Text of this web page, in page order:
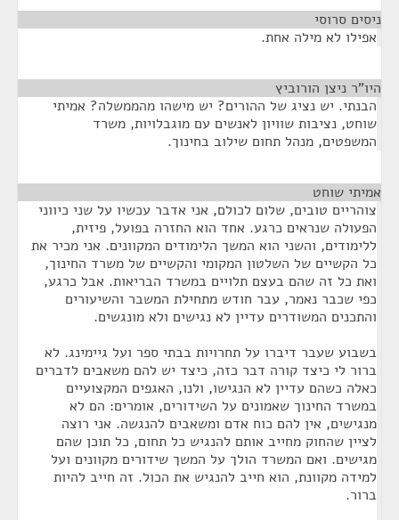
ניסים סרוסי
אפילו לא מילה אחת.
היו"ר ניצן הורוביץ
הבנתי. יש נציג של ההורים? יש מישהו מהממשלה? אמיתי
שוחט, נציבות שוויון לאנשים עם מוגבלויות, משרד
המשפטים, מנהל תחום שילוב בחינוך.
אמיתי שוחט
צוהריים טובים, שלום לכולם, אני אדבר עכשיו על שני כיווני
הפעולה שנראים כרגע. אחד הוא החזרה בפועל, פיזית,
ללימודים, והשני הוא המשך הלימודים המקוונים. אני מכיר את
כל הקשיים של השלטון המקומי והקשיים של משרד החינוך,
ואת כל זה שהם בעצם תלויים במשרד הבריאות. אבל כרגע,
כפי שכבר נאמר, עבר חודש מתחילת המשבר והשיעורים
והתכנים המשודרים עדיין לא נגישים ולא מונגשים.
בשבוע שעבר דיברו על תחרויות בבתי ספר ועל גיימינג. לא
ברור לי כיצד קורה דבר כזה, כיצד יש להם משאבים לדברים
כאלה כשהם עדיין לא הנגישו, ולנו, האגפים המקצועיים
במשרד החינוך שאמונים על השידורים, אומרים: הם לא
מנגישים, אין להם כוח אדם ומשאבים להנגשה. אני רוצה
לציין שהחוק מחייב אותם להנגיש כל תחום, כל תוכן שהם
מגישים. ואם המשרד הולך על המשך שידורים מקוונים ועל
למידה מקוונת, הוא חייב להנגיש את הכול. זה חייב להיות
ברור.